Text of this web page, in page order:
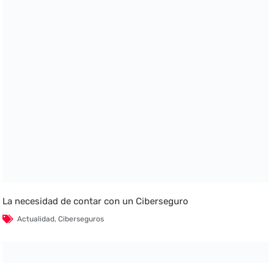
La necesidad de contar con un Ciberseguro
Actualidad,Ciberseguros